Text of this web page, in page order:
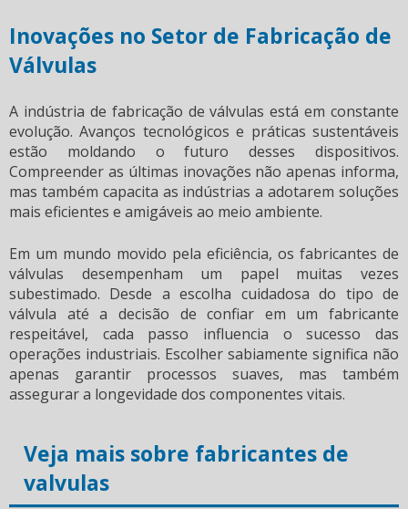
Inovações no Setor de Fabricação de
Válvulas
A indústria de fabricação de válvulas está em constante
evolução. Avanços tecnológicos e práticas sustentáveis
estão moldando o futuro desses dispositivos.
Compreender as últimas inovações não apenas informa,
mas também capacita as indústrias a adotarem soluções
mais eficientes e amigáveis ao meio ambiente.
Em um mundo movido pela eficiência, os fabricantes de
válvulas desempenham um papel muitas vezes
subestimado. Desde a escolha cuidadosa do tipo de
válvula até a decisão de confiar em um fabricante
respeitável, cada passo influencia o sucesso das
operações industriais. Escolher sabiamente significa não
apenas garantir processos suaves, mas também
assegurar a longevidade dos componentes vitais.
Veja mais sobre fabricantes de
valvulas